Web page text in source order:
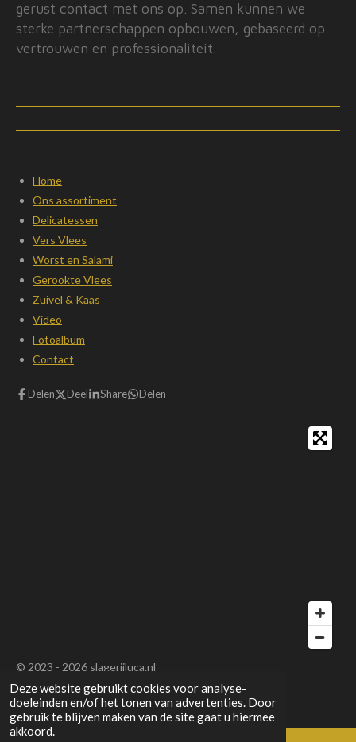
Deze website gebruikt cookies voor analyse-
doeleinden en/of het tonen van advertenties. Door
gebruik te blijven maken van de site gaat u hiermee
akkoord.
gerust contact met ons op. Samen kunnen we
sterke partnerschappen opbouwen, gebaseerd op
vertrouwen en professionaliteit.
Home
Ons assortiment
Delicatessen
Vers Vlees
Worst en Salami
Gerookte Vlees
Zuivel & Kaas
Video
Fotoalbum
Contact
Delen Deel Share Delen
© 2023 - 2026 slagerijluca.nl
Powered byJouwWeb